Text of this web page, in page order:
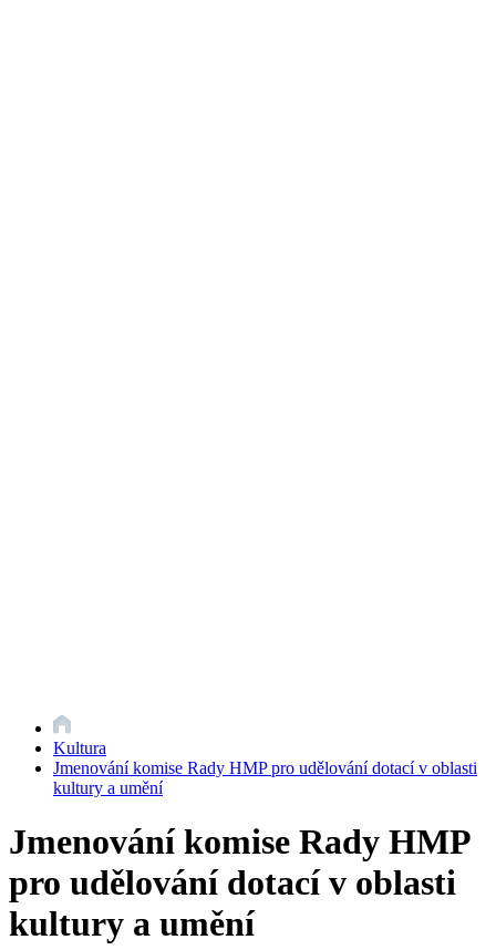
Kultura
Jmenování komise Rady HMP pro udělování dotací v oblasti
kultury a umění
Jmenování komise Rady HMP
pro udělování dotací v oblasti
kultury a umění